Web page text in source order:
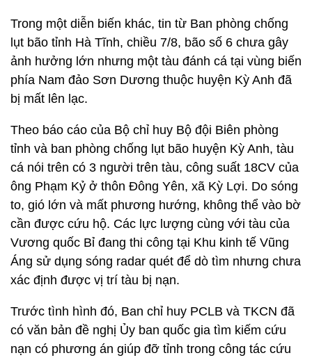
Trong một diễn biến khác, tin từ Ban phòng chống
lụt bão tỉnh Hà Tĩnh, chiều 7/8, bão số 6 chưa gây
ảnh hưởng lớn nhưng một tàu đánh cá tại vùng biến
phía Nam đảo Sơn Dương thuộc huyện Kỳ Anh đã
bị mất lên lạc.
Theo báo cáo của Bộ chỉ huy Bộ đội Biên phòng
tỉnh và ban phòng chống lụt bão huyện Kỳ Anh, tàu
cá nói trên có 3 người trên tàu, công suất 18CV của
ông Phạm Kỷ ở thôn Đông Yên, xã Kỳ Lợi. Do sóng
to, gió lớn và mất phương hướng, không thể vào bờ
cần được cứu hộ. Các lực lượng cùng với tàu của
Vương quốc Bỉ đang thi công tại Khu kinh tế Vũng
Áng sử dụng sóng radar quét để dò tìm nhưng chưa
xác định được vị trí tàu bị nạn.
Trước tình hình đó, Ban chỉ huy PCLB và TKCN đã
có văn bản đề nghị Ủy ban quốc gia tìm kiếm cứu
nạn có phương án giúp đỡ tỉnh trong công tác cứu